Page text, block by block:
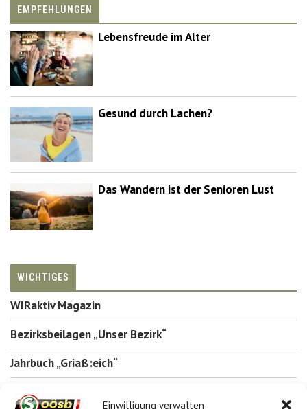
Einwilligung verwalten
EMPFEHLUNGEN
Lebensfreude im Alter
Gesund durch Lachen?
Das Wandern ist der Senioren Lust
WICHTIGES
WIRaktiv Magazin
Bezirksbeilagen „Unser Bezirk“
Jahrbuch „Griaß:eich“
Inserieren